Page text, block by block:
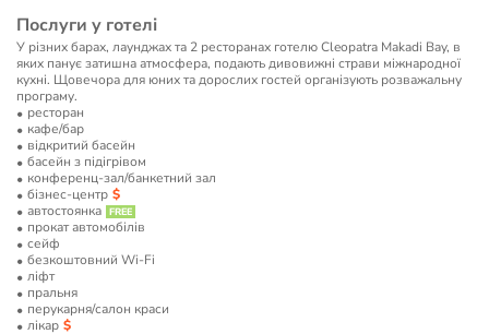
Послуги у готелі
У різних барах, лаунджах та 2 ресторанах готелю Cleopatra Makadi Bay, в
яких панує затишна атмосфера, подають дивовижні страви міжнародної
кухні. Щовечора для юних та дорослих гостей організують розважальну
програму.
ресторан
кафе/бар
відкритий басейн
басейн з підігрівом
конференц-зал/банкетний зал
бізнес-центр
автостоянка
прокат автомобілів
сейф
безкоштовний Wi-Fi
ліфт
пральня
перукарня/салон краси
лікар